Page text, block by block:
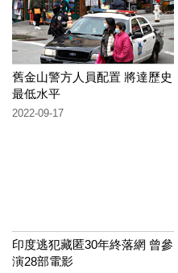
舊金山警方人員配置 將達歷史
最低水平
2022-09-17
印度逃犯藏匿30年終落網 曾參
演28部電影